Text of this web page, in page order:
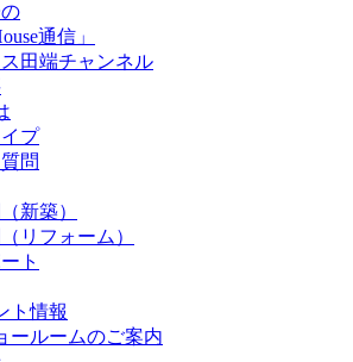
通信」
田端チャンネル
プ
問
新築）
リフォーム）
ト
ト情報
ールームのご案内